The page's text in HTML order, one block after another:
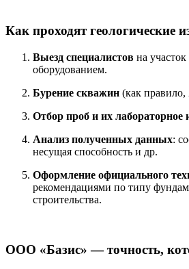
Как проходят геологические
Выезд специалистов на
оборудованием.
Бурение скважин (как
Отбор проб и их лабораторное
Анализ полученных данных:
несущая способность и др.
Оформление официального
рекомендациями по типу
строительства.
ООО «Базис» — точность,